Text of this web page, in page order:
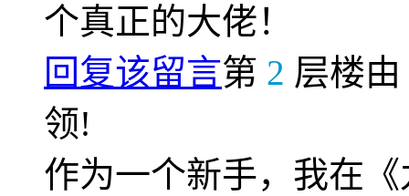
个真正的大佬！
回复该留言第 2 层楼由
领!
作为一个新手，我在